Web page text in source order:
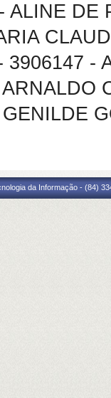
ALINE DE
3906147 -
da Informação - (84)